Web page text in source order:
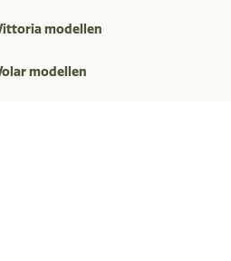
modellen
modellen